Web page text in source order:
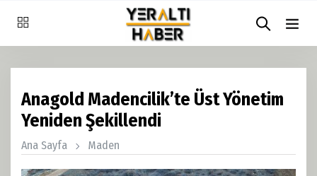
Anagold Madencilik’te Üst Yönetim
Yeniden Şekillendi
Ana Sayfa Maden